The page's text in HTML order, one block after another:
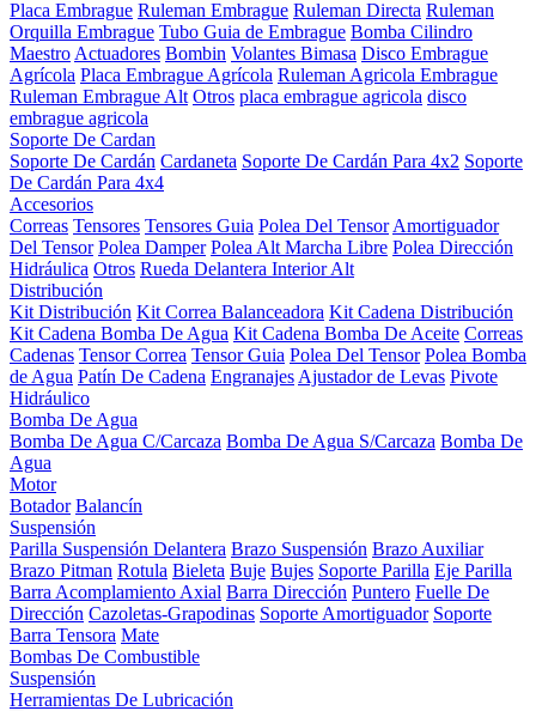
Placa Embrague Ruleman Embrague Ruleman Directa Ruleman
Orquilla Embrague Tubo Guia de Embrague Bomba Cilindro
Maestro Actuadores Bombin Volantes Bimasa Disco Embrague
Agrícola Placa Embrague Agrícola Ruleman Agricola Embrague
Ruleman Embrague Alt Otros placa embrague agricola disco
embrague agricola
Soporte De Cardan
Soporte De Cardán Cardaneta Soporte De Cardán Para 4x2 Soporte
De Cardán Para 4x4
Accesorios
Correas Tensores Tensores Guia Polea Del Tensor Amortiguador
Del Tensor Polea Damper Polea Alt Marcha Libre Polea Dirección
Hidráulica Otros Rueda Delantera Interior Alt
Distribución
Kit Distribución Kit Correa Balanceadora Kit Cadena Distribución
Kit Cadena Bomba De Agua Kit Cadena Bomba De Aceite Correas
Cadenas Tensor Correa Tensor Guia Polea Del Tensor Polea Bomba
de Agua Patín De Cadena Engranajes Ajustador de Levas Pivote
Hidráulico
Bomba De Agua
Bomba De Agua C/Carcaza Bomba De Agua S/Carcaza Bomba De
Agua
Motor
Botador Balancín
Suspensión
Parilla Suspensión Delantera Brazo Suspensión Brazo Auxiliar
Brazo Pitman Rotula Bieleta Buje Bujes Soporte Parilla Eje Parilla
Barra Acomplamiento Axial Barra Dirección Puntero Fuelle De
Dirección Cazoletas-Grapodinas Soporte Amortiguador Soporte
Barra Tensora Mate
Bombas De Combustible
Suspensión
Herramientas De Lubricación